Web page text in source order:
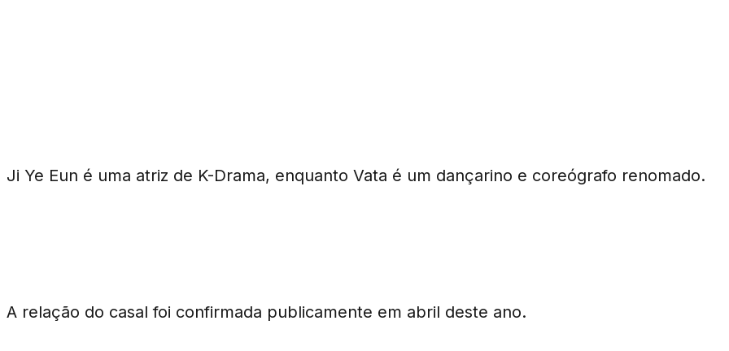
Ji Ye Eun é uma atriz de K-Drama, enquanto Vata é um dançarino e coreógrafo renomado.
A relação do casal foi confirmada publicamente em abril deste ano.